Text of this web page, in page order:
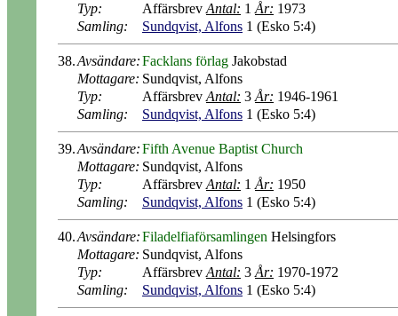
Typ:
Affärsbrev Antal: 1 År: 1973
Samling:
Sundqvist, Alfons 1 (Esko 5:4)
38.Avsändare:Facklans förlag Jakobstad
Mottagare: Sundqvist, Alfons
Typ:
Affärsbrev Antal: 3 År: 1946-1961
Samling:
Sundqvist, Alfons 1 (Esko 5:4)
39.Avsändare:Fifth Avenue Baptist Church
Mottagare: Sundqvist, Alfons
Typ:
Affärsbrev Antal: 1 År: 1950
Samling:
Sundqvist, Alfons 1 (Esko 5:4)
40.Avsändare:Filadelfiaförsamlingen Helsingfors
Mottagare: Sundqvist, Alfons
Typ:
Affärsbrev Antal: 3 År: 1970-1972
Samling:
Sundqvist, Alfons 1 (Esko 5:4)